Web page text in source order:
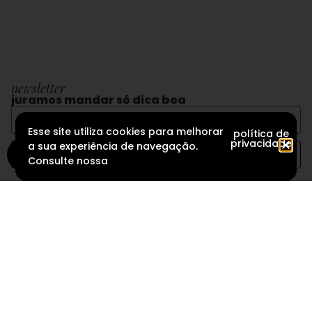
newsletter
juramos mandar só dica boa
eu acredito
Esse site utiliza cookies para melhorar
a sua experiência de navegação.
Consulte nossa
política de
privacidade